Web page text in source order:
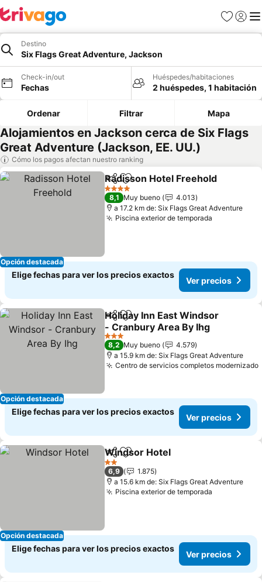
Favoritos
Iniciar
Destino
Six Flags Great Adventure, Jackson
Check-in/out
Fechas
Huéspedes/habitaciones
2 huéspedes, 1 habitación
Ordenar Filtrar Mapa
Alojamientos en Jackson cerca de Six Flags
Great Adventure (Jackson, EE. UU.)
Cómo los pagos afectan nuestro ranking
Opción destacada
CompartirAgregar a favoritos
Radisson Hotel Freehold
4 Estrellas
8,1 Muy bueno
4.013
a 17.2 km de: Six Flags Great Adventure
Piscina exterior de temporada
Elige fechas para ver los precios exactos
Ver precios
Opción destacada
CompartirAgregar a favoritos
Holiday Inn East Windsor
- Cranbury Area By Ihg
3 Estrellas
8,2 Muy bueno
4.579
a 15.9 km de: Six Flags Great Adventure
Centro de servicios completos modernizado
Elige fechas para ver los precios exactos
Ver precios
Opción destacada
CompartirAgregar a favoritos
Windsor Hotel
2 Estrellas
6,9
1.875
a 15.6 km de: Six Flags Great Adventure
Piscina exterior de temporada
Elige fechas para ver los precios exactos
Ver precios